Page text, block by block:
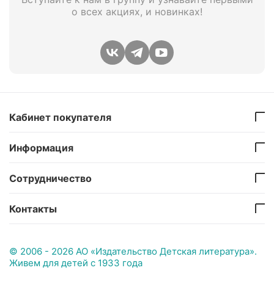
о всех акциях, и новинках!
Кабинет покупателя
Информация
Сотрудничество
Контакты
© 2006 - 2026 АО «Издательство Детская литература».
Живем для детей с 1933 года